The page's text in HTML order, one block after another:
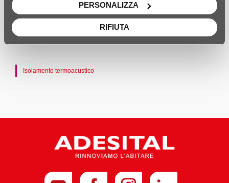
PERSONALIZZA
RIFIUTA
ADETHERM EPS GRAF 100 CAM fa parte
delle linee:
Isolamento termoacustico